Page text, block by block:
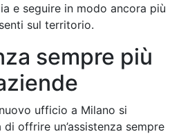
e seguire in modo ancora più
sul territorio.
sempre più
ufficio a Milano si
offrire un’assistenza sempre